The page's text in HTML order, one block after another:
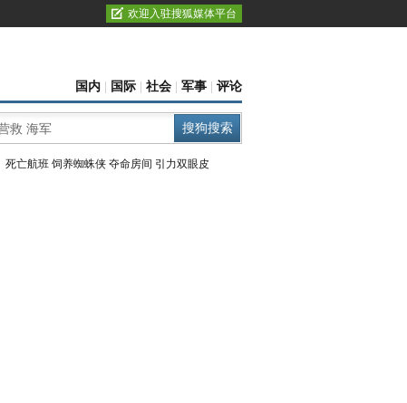
欢迎入驻搜狐媒体平台
国内 国际 社会 军事 评论
死亡航班 饲养蜘蛛侠 夺命房间 引力双眼皮